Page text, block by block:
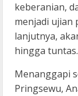
keberanian,
menjadi ujian
lanjutnya,
hingga tuntas.
Menanggapi
Pringsewu,